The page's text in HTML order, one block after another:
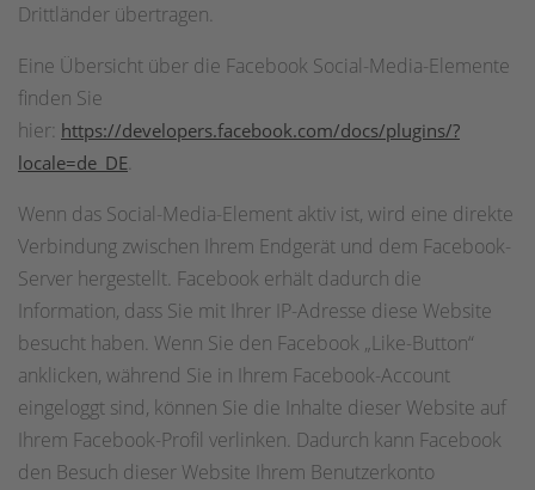
Drittländer übertragen.
Eine Übersicht über die Facebook Social-Media-Elemente
finden Sie
hier: https://developers.facebook.com/docs/plugins/?
locale=de_DE.
Wenn das Social-Media-Element aktiv ist, wird eine direkte
Verbindung zwischen Ihrem Endgerät und dem Facebook-
Server hergestellt. Facebook erhält dadurch die
Information, dass Sie mit Ihrer IP-Adresse diese Website
besucht haben. Wenn Sie den Facebook „Like-Button“
anklicken, während Sie in Ihrem Facebook-Account
eingeloggt sind, können Sie die Inhalte dieser Website auf
Ihrem Facebook-Profil verlinken. Dadurch kann Facebook
den Besuch dieser Website Ihrem Benutzerkonto